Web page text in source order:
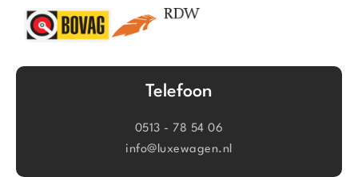
Telefoon
0513 - 78 54 06
info@luxewagen.nl